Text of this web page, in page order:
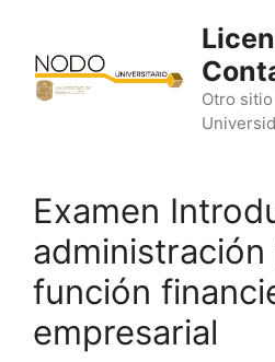
contenido
Otro sitio
Examen
función
empresarial